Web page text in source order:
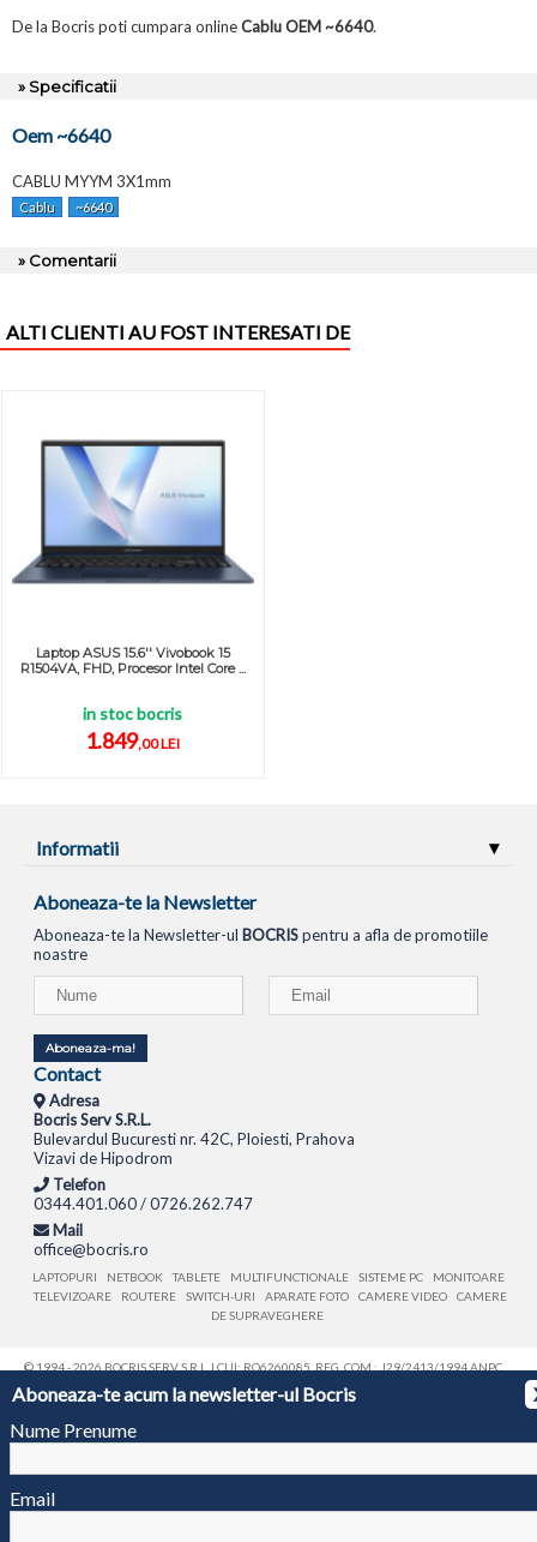
Aboneaza-te acum la newsletter-ul Bocris
Nume Prenume
Email
De la Bocris poti cumpara onlineCablu OEM ~6640.
» Specificatii
Oem ~6640
CABLU MYYM 3X1mm
Cablu ~6640
» Comentarii
ALTI CLIENTI AU FOST INTERESATI DE
Laptop ASUS 15.6'' Vivobook 15
R1504VA, FHD, Procesor Intel Core ...
in stoc bocris
1.849,00 LEI
Informatii
Aboneaza-te la Newsletter
Aboneaza-te la Newsletter-ul BOCRISpentru a afla de promotiile
noastre
Aboneaza-ma!
Contact
Adresa
Bocris Serv S.R.L.
Bulevardul Bucuresti nr. 42C, Ploiesti, Prahova
Vizavi de Hipodrom
Telefon
0344.401.060 / 0726.262.747
Mail
office@bocris.ro
LAPTOPURI NETBOOK TABLETE MULTIFUNCTIONALE SISTEME PC
MONITOARE
TELEVIZOARE
ROUTERE SWITCH-URI APARATE FOTO CAMERE VIDEO
CAMERE
DE SUPRAVEGHERE
© 1994 - 2026 BOCRIS SERV S.R.L. | CUI: RO6260085, REG. COM.: J29/2413/1994ANPC